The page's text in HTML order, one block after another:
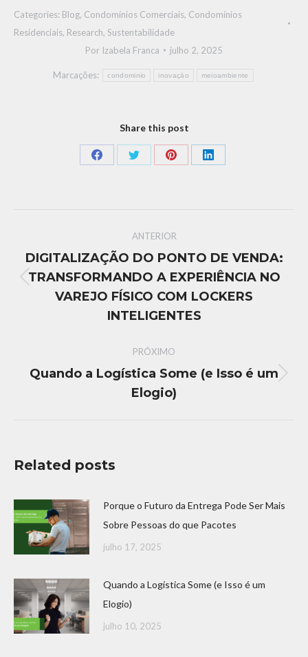
Categories: Blog, Condomínios Comerciais, Condomínios
Residenciais, Research, Sustentabilidade
Por Izabela Franca julho 2, 2025
Marcações: condominio inovaçāo meioambiente
Share this post
ANTERIOR
DIGITALIZAÇÃO DO PONTO DE VENDA:
TRANSFORMANDO A EXPERIÊNCIA NO
VAREJO FÍSICO COM LOCKERS
INTELIGENTES
PRÓXIMO
Quando a Logística Some (e Isso é um
Elogio)
Related posts
Porque o Futuro da Entrega Pode Ser Mais
Sobre Pessoas do que Pacotes
julho 17, 2025
Quando a Logística Some (e Isso é um
Elogio)
julho 10, 2025